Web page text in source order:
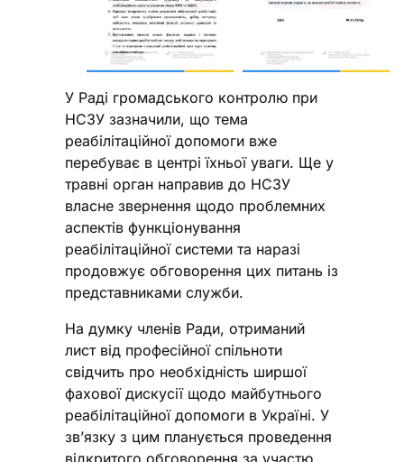
У Раді громадського контролю при
НСЗУ зазначили, що тема
реабілітаційної допомоги вже
перебуває в центрі їхньої уваги. Ще у
травні орган направив до НСЗУ
власне звернення щодо проблемних
аспектів функціонування
реабілітаційної системи та наразі
продовжує обговорення цих питань із
представниками служби.
На думку членів Ради, отриманий
лист від професійної спільноти
свідчить про необхідність ширшої
фахової дискусії щодо майбутнього
реабілітаційної допомоги в Україні. У
зв’язку з цим планується проведення
відкритого обговорення за участю